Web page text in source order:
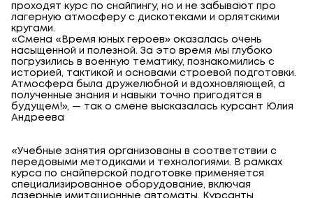
проходят курс по снайпингу, но и не забывают про
лагерную атмосферу с дискотеками и орлятскими
кругами.
«Смена «Время юных героев» оказалась очень
насыщенной и полезной. За это время мы глубоко
погрузились в военную тематику, познакомились с
историей, тактикой и основами строевой подготовки.
Атмосфера была дружелюбной и вдохновляющей, а
полученные знания и навыки точно пригодятся в
будущем!», — так о смене высказалась курсант Юлия
Андреева
«Учебные занятия организованы в соответствии с
передовыми методиками и технологиями. В рамках
курса по снайперской подготовке применяется
специализированное оборудование, включая
лазерные имитационные автоматы. Курсанты